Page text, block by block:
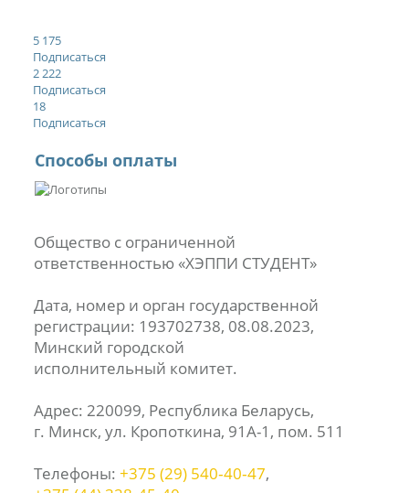
5 175
Подписаться
2 222
Подписаться
18
Подписаться
Способы оплаты
Общество с ограниченной
ответственностью «ХЭППИ СТУДЕНТ»
Дата, номер и орган государственной
регистрации: 193702738, 08.08.2023,
Минский городской
исполнительный комитет.
Адрес: 220099, Республика Беларусь,
г. Минск, ул. Кропоткина, 91А-1, пом. 511
Телефоны: +375 (29) 540‑40‑47,